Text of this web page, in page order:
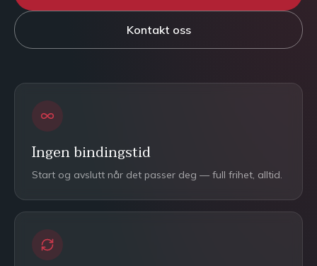
Kontakt oss
Ingen bindingstid
Start og avslutt når det passer deg — full frihet, alltid.